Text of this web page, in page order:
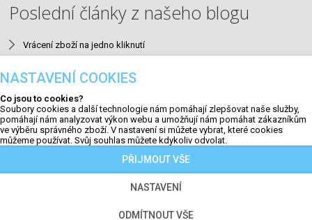
Poslední články z našeho blogu
Vrácení zboží na jedno kliknutí
Aktualizace #23
QR kódy na faktuře a výzvy k úhradě
Nastavení cookies
Tento web je chráněn službou reCAPTCHA a platí pro něj
NASTAVENÍ COOKIES
Co jsou to cookies?
Soubory cookies a další technologie nám pomáhají zlepšovat naše služby,
pomáhají nám analyzovat výkon webu a umožňují nám pomáhat zákazníkům
ve výběru správného zboží. V nastavení si můžete vybrat, které cookies
můžeme používat. Svůj souhlas můžete kdykoliv odvolat.
ODMÍTNOUT VŠE
NASTAVENÍ
PŘIJMOUT VŠE